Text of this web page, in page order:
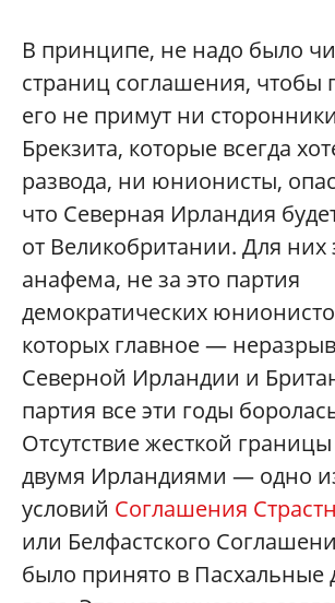
В принципе, не надо было
страниц соглашения, чтобы
его не примут ни
Брекзита, которые всегда
развода, ни юнионисты,
что Северная Ирландия
от Великобритании. Для них
анафема, не за это партия
демократических
которых главное —
Северной Ирландии и
партия все эти годы
Отсутствие жесткой
двумя Ирландиями — одно
условий Соглашения
или Белфастского
было принято в Пасхальные